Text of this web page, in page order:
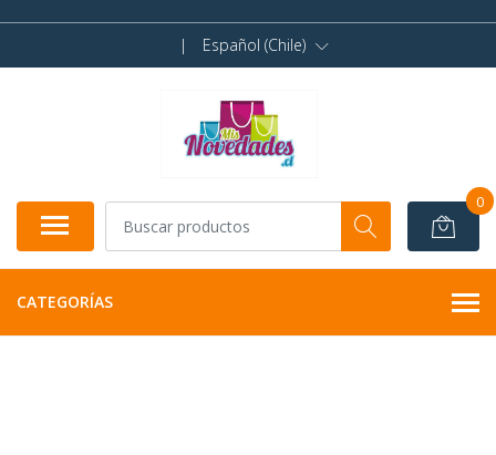
| Español (Chile)
0
CATEGORÍAS